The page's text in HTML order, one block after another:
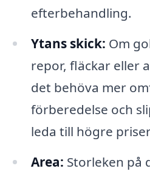
efterbehandling.
Ytans skick: Om
repor, fläckar eller
det behöva mer
förberedelse och
leda till högre
Area: Storleken på